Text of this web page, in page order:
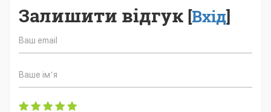
Залишити відгук [Вхід]